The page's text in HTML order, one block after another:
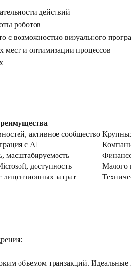
действий
роботов
с возможностью визуального
мест и оптимизации процессов
активное сообщество
с AI
масштабируемость
доступность
Малого
лицензионных затрат
объемом транзакций. Идеальные